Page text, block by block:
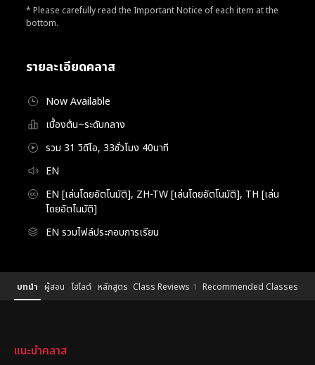
รายละเอียดคลาส
Now Available
เบื้องต้น~ระดับกลาง
รวม 31 วิดีโอ, 33ชั่วโมง 40นาที
EN
EN [เล่นโดยอัตโนมัติ], ZH-TW [เล่นโดยอัตโนมัติ], TH [เล่น
โดยอัตโนมัติ]
EN รวมไฟล์ประกอบการเรียน
* Please carefully read the Important Notice of each item at the
bottom.
Details
Configuration Information Shortcuts
บทนำ ผู้สอน ไฮไลต์ หลักสูตร Class Reviews 1 Recommended Classes
แนะนำคลาส